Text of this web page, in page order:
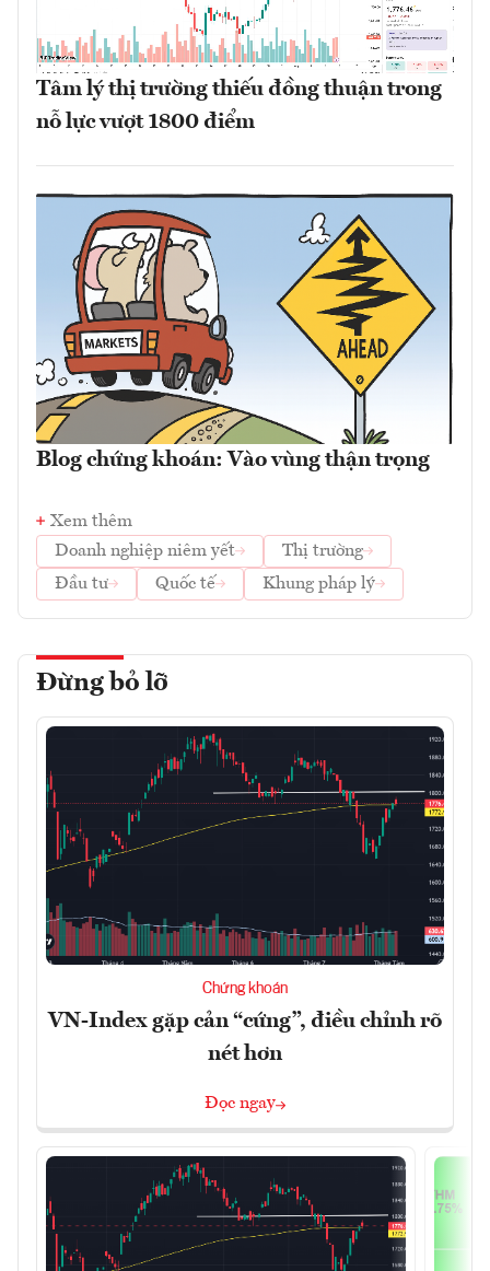
Tâm lý thị trường thiếu đồng thuận trong
nỗ lực vượt 1800 điểm
Blog chứng khoán: Vào vùng thận trọng
Xem thêm
Doanh nghiệp niêm yết
Thị trường
Đầu tư
Quốc tế Khung pháp lý
Đừng bỏ lỡ
Chứng khoán
VN-Index gặp cản “cứng”, điều chỉnh rõ
nét hơn
Đọc ngay